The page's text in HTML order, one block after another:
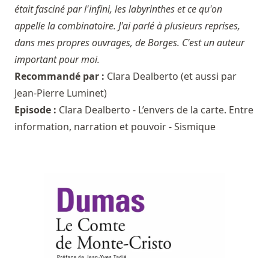
était fasciné par l'infini, les labyrinthes et ce qu'on
appelle la combinatoire. J'ai parlé à plusieurs reprises,
dans mes propres ouvrages, de Borges. C'est un auteur
important pour moi.
Recommandé par : Clara Dealberto (et aussi par
Jean-Pierre Luminet)
Episode : Clara Dealberto - L’envers de la carte. Entre
information, narration et pouvoir - Sismique